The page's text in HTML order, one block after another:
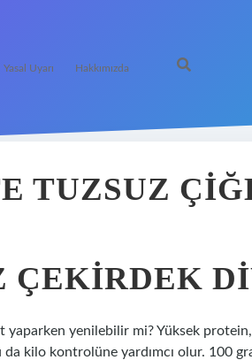
Yasal Uyarı Hakkımızda
TUZSUZ
ÇEKIRDEK
yaparken yenilebilir mi? Yüksek
kilo kontrolüne yardımcı olur. 100